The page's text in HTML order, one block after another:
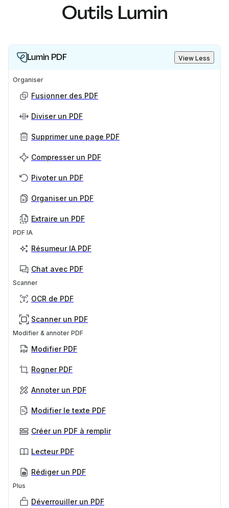
Outils Lumin
Lumin PDF View Less
Organiser
Fusionner des PDF
Diviser un PDF
Supprimer une page PDF
Compresser un PDF
Pivoter un PDF
Organiser un PDF
Extraire un PDF
PDF IA
Résumeur IA PDF
Chat avec PDF
Scanner
OCR de PDF
Scanner un PDF
Modifier & annoter PDF
Modifier PDF
Rogner PDF
Annoter un PDF
Modifier le texte PDF
Créer un PDF à remplir
Lecteur PDF
Rédiger un PDF
Plus
Déverrouiller un PDF